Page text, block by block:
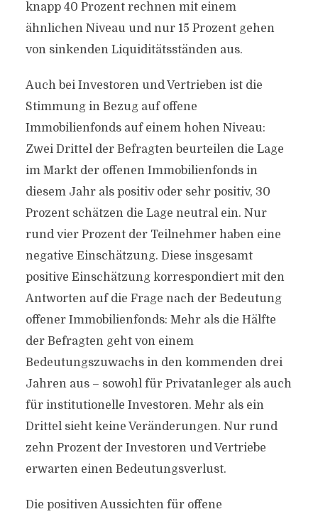
knapp 40 Prozent rechnen mit einem
ähnlichen Niveau und nur 15 Prozent gehen
von sinkenden Liquiditätsständen aus.
Auch bei Investoren und Vertrieben ist die
Stimmung in Bezug auf offene
Immobilienfonds auf einem hohen Niveau:
Zwei Drittel der Befragten beurteilen die Lage
im Markt der offenen Immobilienfonds in
diesem Jahr als positiv oder sehr positiv, 30
Prozent schätzen die Lage neutral ein. Nur
rund vier Prozent der Teilnehmer haben eine
negative Einschätzung. Diese insgesamt
positive Einschätzung korrespondiert mit den
Antworten auf die Frage nach der Bedeutung
offener Immobilienfonds: Mehr als die Hälfte
der Befragten geht von einem
Bedeutungszuwachs in den kommenden drei
Jahren aus – sowohl für Privatanleger als auch
für institutionelle Investoren. Mehr als ein
Drittel sieht keine Veränderungen. Nur rund
zehn Prozent der Investoren und Vertriebe
erwarten einen Bedeutungsverlust.
Die positiven Aussichten für offene